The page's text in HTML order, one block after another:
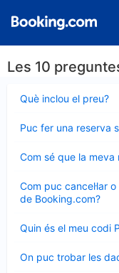
Les 10
Què inclou el preu?
tancat
Puc fer una reserva
tancat
Com sé que la
tancat
Com puc cancel·lar
de Booking.com?
tancat
Quin és el meu codi
tancat
On puc trobar les
tancat